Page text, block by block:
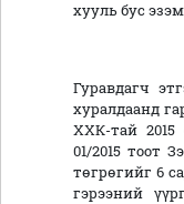
хууль бус
Гуравдагч
хуралдаанд
ХХК-тай
01/2015 тоот
төгрөгийг 6
гэрээний